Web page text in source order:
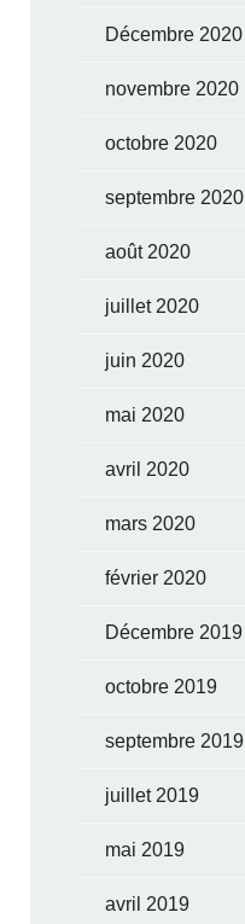
Décembre 2020
novembre 2020
octobre 2020
septembre 2020
août 2020
juillet 2020
juin 2020
mai 2020
avril 2020
mars 2020
février 2020
Décembre 2019
octobre 2019
septembre 2019
juillet 2019
mai 2019
avril 2019